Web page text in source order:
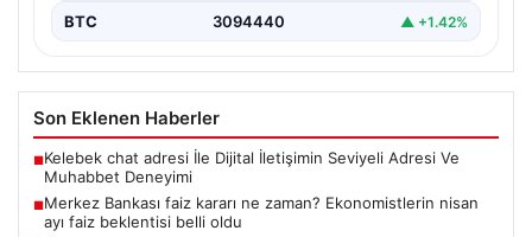
BTC 3094440 ▲ +1.42%
Son Eklenen Haberler
■Kelebek chat adresi İle Dijital İletişimin Seviyeli Adresi Ve
Muhabbet Deneyimi
■Merkez Bankası faiz kararı ne zaman? Ekonomistlerin nisan
ayı faiz beklentisi belli oldu